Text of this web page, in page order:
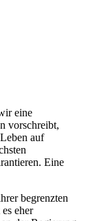
eine
vorschreibt,
auf
Eine
begrenzten
eher